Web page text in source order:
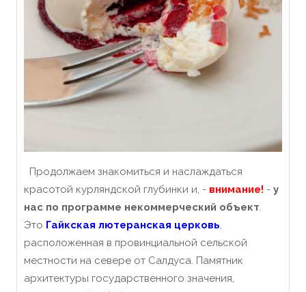
Продолжаем знакомиться и наслаждаться
красотой курляндской глубинки и, - внимание! - у
нас по программе некоммерческий объект.
Это Гайкская лютеранская церковь,
расположенная в провинциальной сельской
местности на севере от Салдуса. Памятник
архитектуры государственного значения,